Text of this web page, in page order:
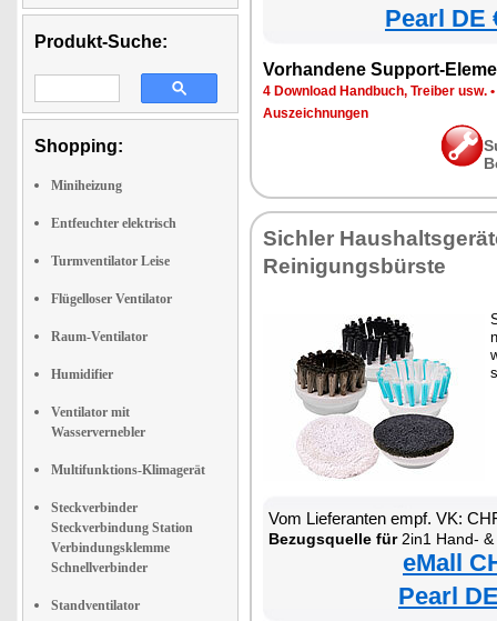
Produkt-Suche:
Shopping:
Miniheizung
Entfeuchter elektrisch
Turmventilator Leise
Flügelloser Ventilator
Raum-Ventilator
Humidifier
Ventilator mit
Wasservernebler
Multifunktions-Klimagerät
Steckverbinder
Steckverbindung Station
Verbindungsklemme
Schnellverbinder
Standventilator
Pearl DE
Vorhandene Support-
4 Download Handbuch, Treiber usw. •
Auszeichnungen
Sichler
Reinigungsbürste
Vom Lieferanten empf. VK:
Bezugsquelle für2in1 Hand- & Boden
eMall
Pearl